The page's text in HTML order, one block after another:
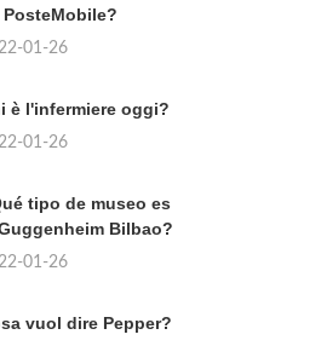
01-26
è l'infermiere oggi?
01-26
tipo de museo es
Bilbao?
01-26
vuol dire Pepper?